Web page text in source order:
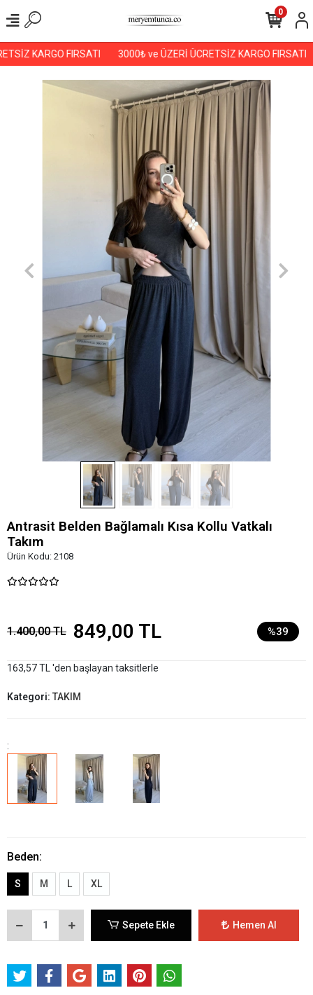
KARGO FIRSATI 3000₺ ve ÜZERİ ÜCRETSİZ KARGO FIRSATI
0
Antrasit Belden Bağlamalı Kısa Kollu Vatkalı
Takım
Ürün Kodu: 2108
1.400,00 TL 849,00 TL %39
163,57 TL 'den başlayan taksitlerle
Kategori: TAKIM
:
Beden:
S M L XL
Sepete Ekle Hemen Al